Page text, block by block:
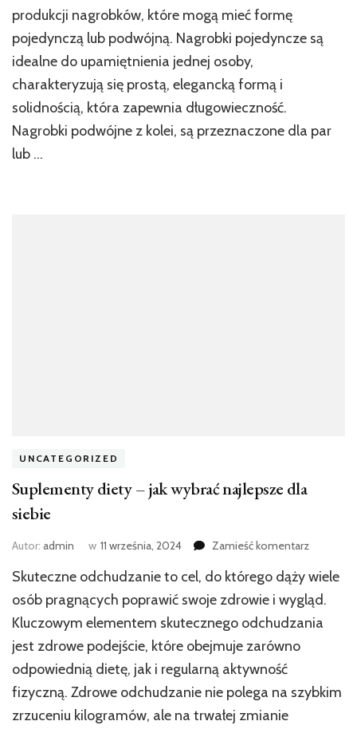
estetyka
produkcji nagrobków, które mogą mieć formę
pojedynczą lub podwójną. Nagrobki pojedyncze są
idealne do upamiętnienia jednej osoby,
charakteryzują się prostą, elegancką formą i
solidnością, która zapewnia długowieczność.
Nagrobki podwójne z kolei, są przeznaczone dla par
lub …
UNCATEGORIZED
Suplementy diety – jak wybrać najlepsze dla
siebie
Autor: admin w 11 września, 2024 Zamieść komentarzwe
diety
–
jak
siebie
Skuteczne odchudzanie to cel, do którego dąży wiele
osób pragnących poprawić swoje zdrowie i wygląd.
Kluczowym elementem skutecznego odchudzania
jest zdrowe podejście, które obejmuje zarówno
odpowiednią dietę, jak i regularną aktywność
fizyczną. Zdrowe odchudzanie nie polega na szybkim
zrzuceniu kilogramów, ale na trwałej zmianie